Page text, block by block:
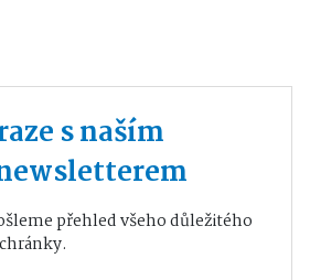
s naším
přehled všeho důležitého